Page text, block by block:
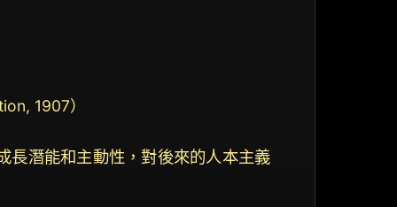
1907）
長潛能和主動性，對後來的人本主義